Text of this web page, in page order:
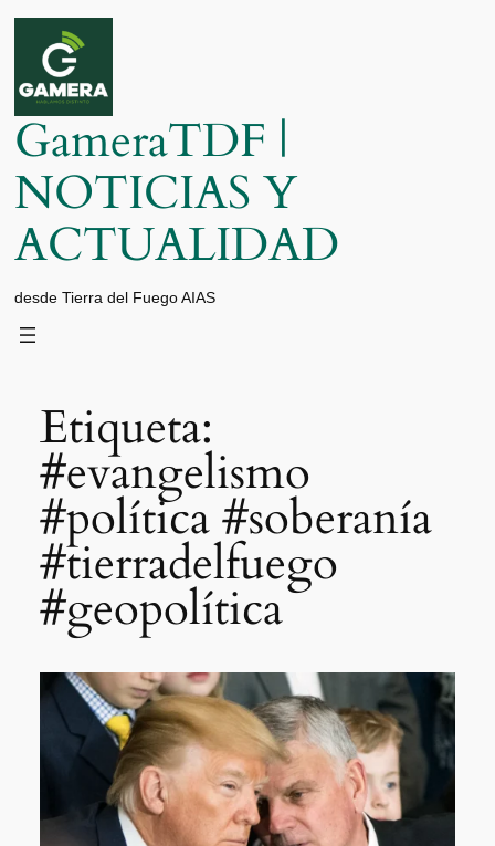
Saltar
contenido
GameraTDF |
NOTICIAS Y
ACTUALIDAD
desde Tierra del Fuego AIAS
Etiqueta:
#evangelismo
#política #soberanía
#tierradelfuego
#geopolítica